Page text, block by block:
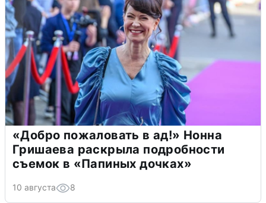
«Добро пожаловать в ад!» Нонна
Гришаева раскрыла подробности
съемок в «Папиных дочках»
10 августа 8